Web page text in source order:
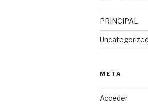
PRINCIPAL
Uncategorized
META
Acceder